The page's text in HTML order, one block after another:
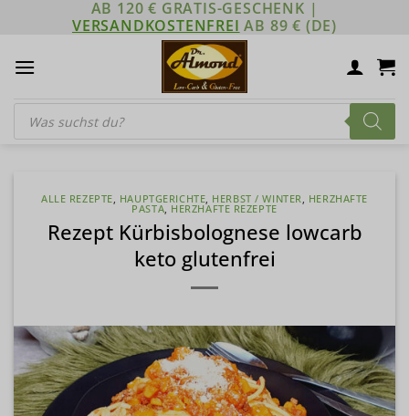
AB 120 € GRATIS-GESCHENK |
VERSANDKOSTENFREI AB 89 € (DE)
Products
search
ALLE REZEPTE, HAUPTGERICHTE, HERBST / WINTER, HERZHAFTE
PASTA, HERZHAFTE REZEPTE
Rezept Kürbisbolognese lowcarb
keto glutenfrei